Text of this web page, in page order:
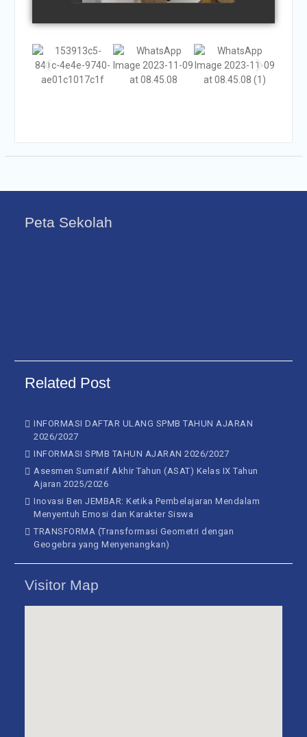
Peta Sekolah
Related Post
INFORMASI DAFTAR ULANG SPMB TAHUN AJARAN
2026/2027
INFORMASI SPMB TAHUN AJARAN 2026/2027
Asesmen Sumatif Akhir Tahun (ASAT) Kelas IX Tahun
Ajaran 2025/2026
Inovasi Ben JEMBAR: Ketika Pembelajaran Mendalam
Menyentuh Emosi dan Karakter Siswa
TRANSFORMA (Transformasi Geometri dengan
Geogebra yang Menyenangkan)
Visitor Map